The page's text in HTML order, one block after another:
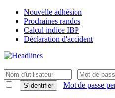
Nouvelle adhésion
Prochaines randos
Calcul indice IBP
Déclaration d'accident
S'identifier Mot de passe